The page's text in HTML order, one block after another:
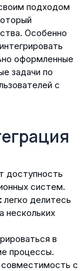
подходом
Особенно
оформленные
задачи по
с
доступность
систем.
легко делитесь
нескольких
в
процессы.
совместимость с